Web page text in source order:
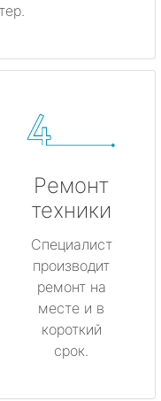
Ремонт
техники
Специалист
производит
ремонт на
месте и в
короткий
срок.